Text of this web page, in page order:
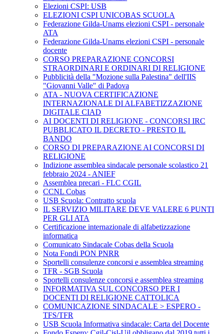
Elezioni CSPI: USB
ELEZIONI CSPI UNICOBAS SCUOLA
Federazione Gilda-Unams elezioni CSPI - personale
ATA
Federazione Gilda-Unams elezioni CSPI - personale
docente
CORSO PREPARAZIONE CONCORSI
STRAORDINARI E ORDINARI DI RELIGIONE
Pubblicità della "Mozione sulla Palestina" dell'IIS
"Giovanni Valle" di Padova
ATA - NUOVA CERTIFICAZIONE
INTERNAZIONALE DI ALFABETIZZAZIONE
DIGITALE CIAD
AI DOCENTI DI RELIGIONE - CONCORSI IRC
PUBBLICATO IL DECRETO - PRESTO IL
BANDO
CORSO DI PREPARAZIONE AI CONCORSI DI
RELIGIONE
Indizione assemblea sindacale personale scolastico 21
febbraio 2024 - ANIEF
Assemblea precari - FLC CGIL
CCNL Cobas
USB Scuola: Contratto scuola
IL SERVIZIO MILITARE DEVE VALERE 6 PUNTI
PER GLI ATA
Certificazione internazionale di alfabetizzazione
informatica
Comunicato Sindacale Cobas della Scuola
Nota Fondi PON PNRR
Sportelli consulenze concorsi e assemblea streaming
TFR - SGB Scuola
Sportelli consulenze concorsi e assemblea streaming
INFORMATIVA SUL CONCORSO PER I
DOCENTI DI RELIGIONE CATTOLICA
COMUNICAZIONE SINDACALE > ESPERO -
TFS/TFR
USB Scuola Informativa sindacale: Carta del Docente